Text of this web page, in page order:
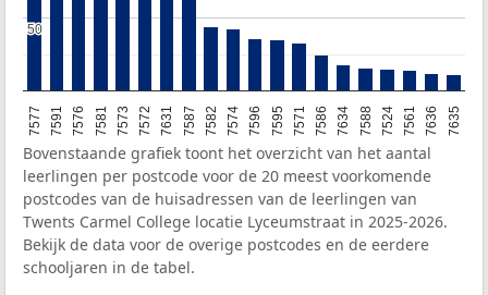
7577 7591 7576 7581 7573 7572 7631 7587 7582 7574 7596 7595 7571 7586 7634 7588 7524 7561 7636 7635
50
50
Bovenstaande grafiek toont het overzicht van het aantal
leerlingen per postcode voor de 20 meest voorkomende
postcodes van de huisadressen van de leerlingen van
Twents Carmel College locatie Lyceumstraat in 2025-2026.
Bekijk de data voor de overige postcodes en de eerdere
schooljaren in de tabel.